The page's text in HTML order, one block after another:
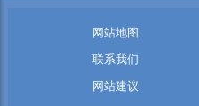
网站地图
联系我们
网站建议